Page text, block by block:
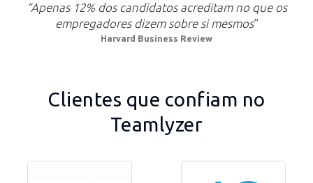
“Apenas 12% dos candidatos acreditam no que os
empregadores dizem sobre si mesmos”
Harvard Business Review
Clientes que confiam no
Teamlyzer